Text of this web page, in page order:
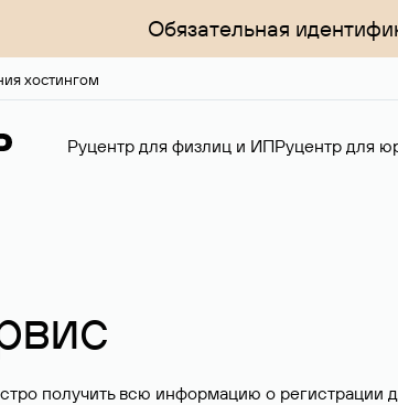
Обязательная
хостингом
Руцентр для физлиц и ИПРуцентр для
получить всю информацию о регистрации